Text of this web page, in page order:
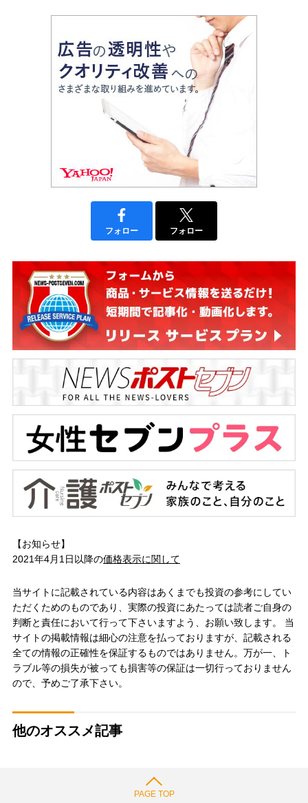
フォロー フォロー
【お知らせ】
2021年4月1日以降の価格表示に関して
当サイトに記載されている内容はあくまでも投資の参考にしてい
ただくためのものであり、実際の投資にあたっては読者ご自身の
判断と責任において行って下さいますよう、お願い致します。 当
サイトの掲載情報は細心の注意を払っておりますが、記載される
全ての情報の正確性を保証するものではありません。万が一、ト
ラブル等の損失が被っても損害等の保証は一切行っておりません
ので、予めご了承下さい。
他のオススメ記事
PAGE TOP